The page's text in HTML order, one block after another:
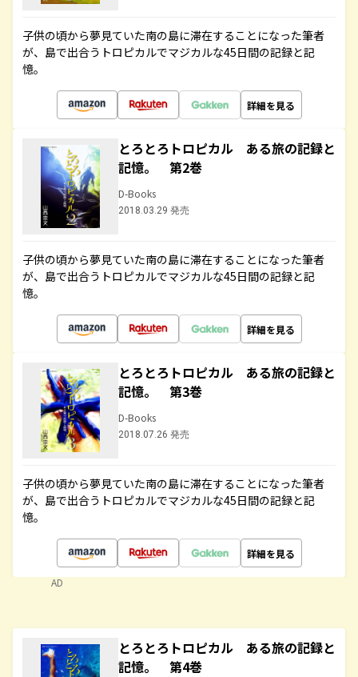
子供の頃から夢見ていた南の島に滞在することになった筆者
が、島で出合うトロピカルでマジカルな45日間の記録と記
憶。
詳細を見る
とろとろトロピカル ある旅の記録と
記憶。 第2巻
D-Books
2018.03.29 発売
子供の頃から夢見ていた南の島に滞在することになった筆者
が、島で出合うトロピカルでマジカルな45日間の記録と記
憶。
詳細を見る
とろとろトロピカル ある旅の記録と
記憶。 第3巻
D-Books
2018.07.26 発売
子供の頃から夢見ていた南の島に滞在することになった筆者
が、島で出合うトロピカルでマジカルな45日間の記録と記
憶。
詳細を見る
AD
とろとろトロピカル ある旅の記録と
記憶。 第4巻